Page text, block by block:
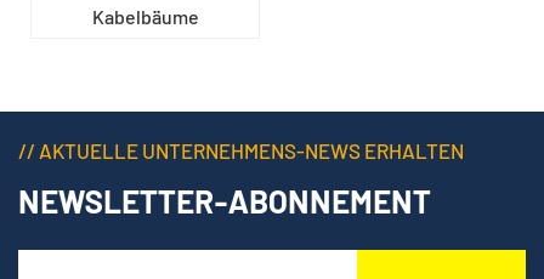
Kabelbäume
// AKTUELLE UNTERNEHMENS-NEWS ERHALTEN
NEWSLETTER-ABONNEMENT